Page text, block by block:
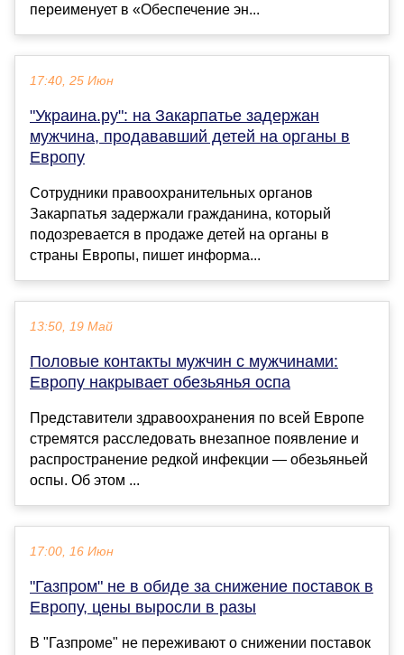
переименует в «Обеспечение эн...
17:40, 25 Июн
"Украина.ру": на Закарпатье задержан
мужчина, продававший детей на органы в
Европу
Сотрудники правоохранительных органов
Закарпатья задержали гражданина, который
подозревается в продаже детей на органы в
страны Европы, пишет информа...
13:50, 19 Май
Половые контакты мужчин с мужчинами:
Европу накрывает обезьянья оспа
Представители здравоохранения по всей Европе
стремятся расследовать внезапное появление и
распространение редкой инфекции — обезьяньей
оспы. Об этом ...
17:00, 16 Июн
"Газпром" не в обиде за снижение поставок в
Европу, цены выросли в разы
В "Газпроме" не переживают о снижении поставок